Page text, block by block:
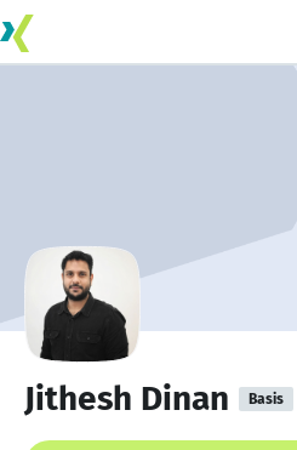
Jithesh Dinan Basis